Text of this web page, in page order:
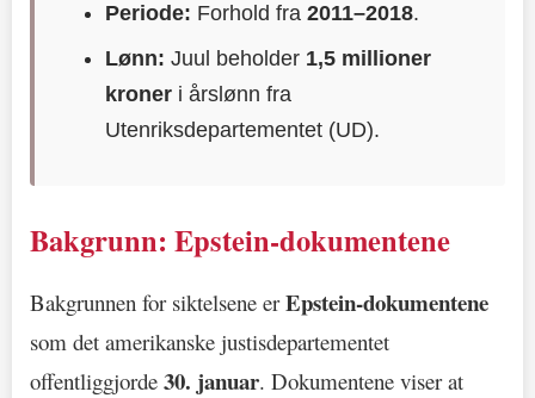
Periode: Forhold fra2011–2018.
Lønn: Juul beholder 1,5 millioner
kroner i årslønn fra
Utenriksdepartementet (UD).
Bakgrunn: Epstein-dokumentene
Bakgrunnen for siktelsene erEpstein-dokumentene
som det amerikanske justisdepartementet
offentliggjorde 30. januar. Dokumentene viser at